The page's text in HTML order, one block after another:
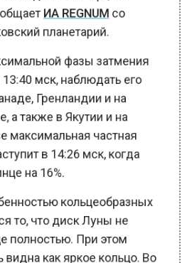
планетарий.
фазы затмения
мск, наблюдать его
Гренландии и на
а также в Якутии и на
максимальная частная
в 14:26 мск, когда
на 16%.
кольцеобразных
то, что диск Луны не
полностью. При этом
видна как яркое кольцо. Во